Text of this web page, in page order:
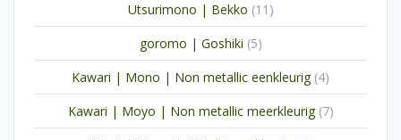
Utsurimono | Bekko 11 11
producten
goromo | Goshiki 55
producten
Kawari | Mono | Non metallic eenkleurig 44
producten
Kawari | Moyo | Non metallic meerkleurig 77
producten